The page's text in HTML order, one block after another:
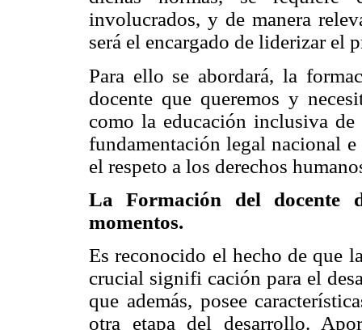
involucrados, y de manera
será el encargado de liderizar el
Para ello se abordará, la
docente que queremos y
como la educación inclusiva
fundamentación legal nacional
el respeto a los derechos
La Formación del docente
momentos.
Es reconocido el hecho de que
crucial signifi cación para el
que además, posee
otra etapa del desarrollo.